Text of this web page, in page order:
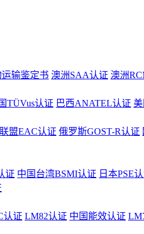
输鉴定书 澳洲SAA认证 澳洲
TÜVus认证 巴西ANATEL认证
盟EAC认证 俄罗斯GOST-R认证
证 中国台湾BSMI认证 日本PSE
认证 LM82认证 中国能效认证